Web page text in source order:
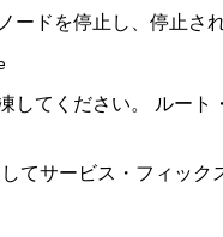
ードを停止し、停止さ
してください。 ルート
てサービス・フィッ